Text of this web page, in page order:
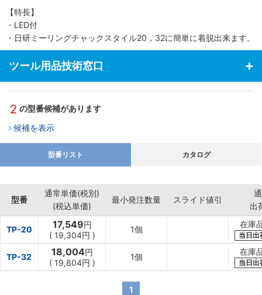
【特長】
・LED付
・日研ミーリングチャックスタイル20，32に簡単に着脱出来ます。
ツール用品技術窓口
2 の型番候補があります
候補を表示
型番リスト カタログ
型番
通常単価(税別)
(税込単価)
最小発注数量 スライド値引
出
TP-20 17,549円
( 19,304円 )
1個
在庫
当日出
TP-32 18,004円
( 19,804円 )
1個
在庫
当日出
1